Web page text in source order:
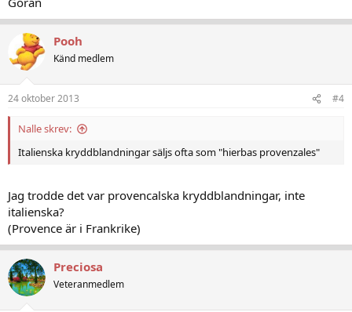
Pooh
Känd medlem
24 oktober 2013 #4
Nalle skrev:
Italienska kryddblandningar säljs ofta som "hierbas provenzales"
Jag trodde det var provencalska kryddblandningar, inte
italienska?
(Provence är i Frankrike)
Preciosa
Veteranmedlem